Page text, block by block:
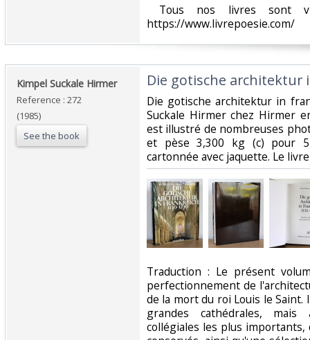
Tous nos livres sont
https://www.livrepoesie.com/‎
‎Kimpel Suckale Hirmer‎
Reference : 272
(1985)
See the book
‎Die gotische architektur
‎Die gotische architektur in
Suckale Hirmer chez Hirmer
est illustré de nombreuses
et pèse 3,300 kg (c) pour
cartonnée avec jaquette. Le
‎Traduction : Le présent
perfectionnement de
de la mort du roi Louis le
grandes cathédrales,
collégiales les plus